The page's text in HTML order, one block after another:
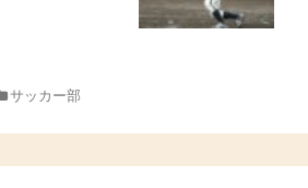
サッカー部